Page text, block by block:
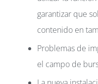
garantizar que
contenido en
Problemas de
el campo de